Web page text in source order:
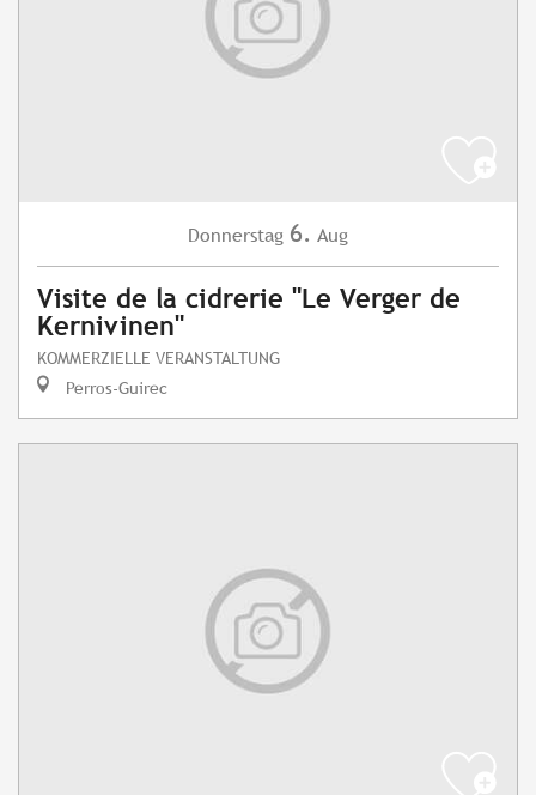
Donnerstag 6. Aug
Visite de la cidrerie "Le Verger de
Kernivinen"
KOMMERZIELLE VERANSTALTUNG
Perros-Guirec